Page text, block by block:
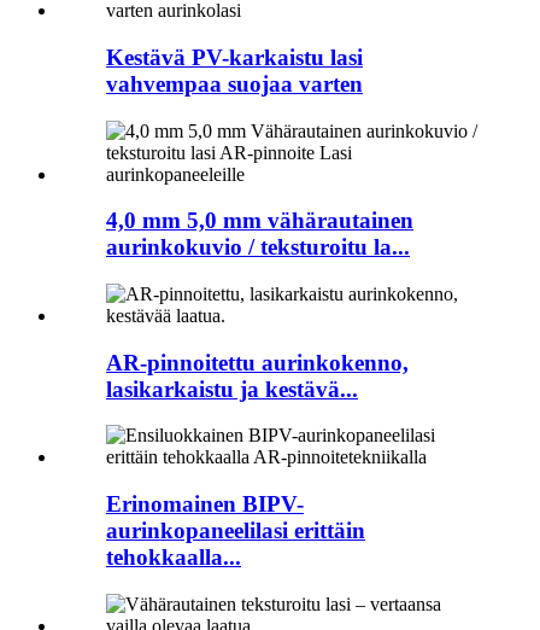
Kestävä PV-karkaistu lasi
vahvempaa suojaa varten
4,0 mm 5,0 mm vähärautainen
aurinkokuvio / teksturoitu la...
AR-pinnoitettu aurinkokenno,
lasikarkaistu ja kestävä...
Erinomainen BIPV-
aurinkopaneelilasi erittäin
tehokkaalla...